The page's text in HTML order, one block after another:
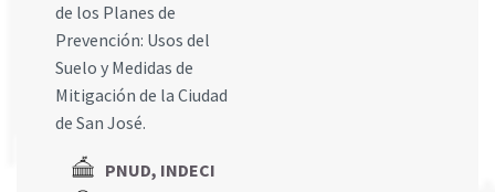
de los Planes de
Prevención: Usos del
Suelo y Medidas de
Mitigación de la Ciudad
de San José.
PNUD, INDECI